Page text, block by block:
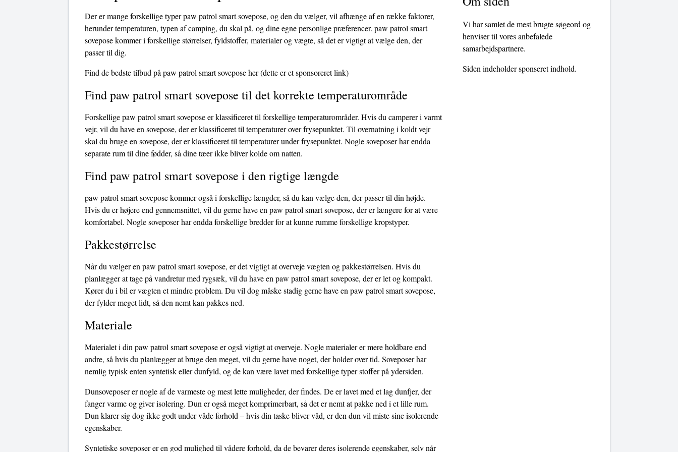
Der er mange forskellige typer paw patrol smart sovepose, og den du vælger, vil afhænge af en række faktorer,
herunder temperaturen, typen af ​​camping, du skal på, og dine egne personlige præferencer. paw patrol smart
sovepose kommer i forskellige størrelser, fyldstoffer, materialer og vægte, så det er vigtigt at vælge den, der
passer til dig.
Find de bedste tilbud på paw patrol smart sovepose her(dette er et sponsoreret link)
Find paw patrol smart sovepose til det korrekte temperaturområde
Forskellige paw patrol smart sovepose er klassificeret til forskellige temperaturområder. Hvis du camperer i varmt
vejr, vil du have en sovepose, der er klassificeret til temperaturer over frysepunktet. Til overnatning i koldt vejr
skal du bruge en sovepose, der er klassificeret til temperaturer under frysepunktet. Nogle soveposer har endda
separate rum til dine fødder, så dine tæer ikke bliver kolde om natten.
Find paw patrol smart sovepose i den rigtige længde
paw patrol smart sovepose kommer også i forskellige længder, så du kan vælge den, der passer til din højde.
Hvis du er højere end gennemsnittet, vil du gerne have en paw patrol smart sovepose, der er længere for at være
komfortabel. Nogle soveposer har endda forskellige bredder for at kunne rumme forskellige kropstyper.
Pakkestørrelse
Når du vælger en paw patrol smart sovepose, er det vigtigt at overveje vægten og pakkestørrelsen. Hvis du
planlægger at tage på vandretur med rygsæk, vil du have en paw patrol smart sovepose, der er let og kompakt.
Kører du i bil er vægten et mindre problem. Du vil dog måske stadig gerne have en paw patrol smart sovepose,
der fylder meget lidt, så den nemt kan pakkes ned.
Materiale
Materialet i din paw patrol smart sovepose er også vigtigt at overveje. Nogle materialer er mere holdbare end
andre, så hvis du planlægger at bruge den meget, vil du gerne have noget, der holder over tid. Soveposer har
nemlig typisk enten syntetisk eller dunfyld, og de kan være lavet med forskellige typer stoffer på ydersiden.
Dunsoveposer er nogle af de varmeste og mest lette muligheder, der findes. De er lavet med et lag dunfjer, der
fanger varme og giver isolering. Dun er også meget komprimerbart, så det er nemt at pakke ned i et lille rum.
Dun klarer sig dog ikke godt under våde forhold – hvis din taske bliver våd, er den dun vil miste sine isolerende
egenskaber.
Syntetiske soveposer er en god mulighed til vådere forhold, da de bevarer deres isolerende egenskaber, selv når
Vi har samlet de mest brugte søgeord og
henviser til vores anbefalede
samarbejdspartnere.
Siden indeholder sponseret indhold.